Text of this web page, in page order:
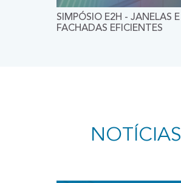
SIMPÓSIO E2H - JANELAS E
FACHADAS EFICIENTES
NOTÍCIAS